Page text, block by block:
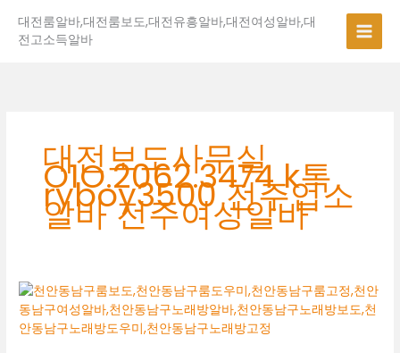
대전룸알바,대전룸보도,대전유흥알바,대전여성알바,대
전고소득알바
대전보도사무실
O1O.2062.3474 k톡
ryboy3500 전주업소
알바 전주여성알바
대
전
보